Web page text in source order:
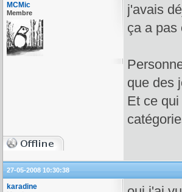
MCMic
Membre
j'avais
ça a pas
que des
Et ce
27-05-2008 10:30:38
karadine